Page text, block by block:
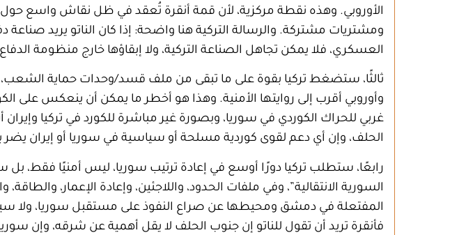
الأوروبي. وهذه نقطة مركزية، لأن قمة أنقرة تُعقد في ظل نقاش واسع حول
ومشتريات مشتركة. والرسالة التركية هنا واضحة: إذا كان الناتو يريد
العسكري، فلا يمكن تجاهل الصناعة التركية، ولا إبقاؤها خارج منظومة الدفاع
ثالثًا، ستضغط تركيا بقوة على ما تبقى من ملف قسد/وحدات حماية
وأوروبي أقرب إلى روايتها الأمنية. وهذا هو أخطر ما يمكن أن ينعكس على
غربي للحراك الكوردي في سوريا، وبصورة غير مباشرة للكورد في تركيا
الحلف، وإن أي دعم لقوى كوردية مسلحة أو سياسية في سوريا أو إيران يضر
رابعًا، ستطلب تركيا دورًا أوسع في إعادة ترتيب سوريا، ليس أمنيًا فقط،
السورية الانتقالية”، وفي ملفات الحدود، واللاجئين، وإعادة الإعمار،
المفتعلة في دمشق ومحيطها عن صراع النفوذ على مستقبل سوريا، ولا
فأنقرة تريد أن تقول للناتو إن جنوب الحلف لا يقل أهمية عن شرقه، وإن